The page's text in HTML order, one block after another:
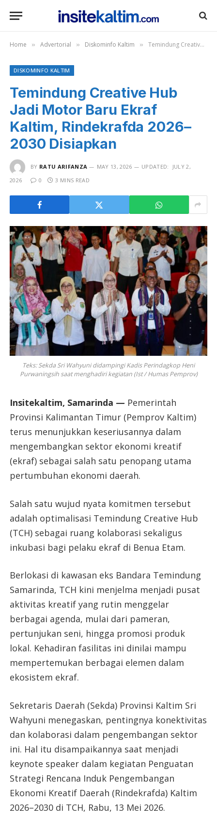
Home » Advertorial » Diskominfo Kaltim » Temindung Creative Hub Jadi Motor Baru Ekraf Kaltim, Rindekrafda 2026–2030 Disiapkan
DISKOMINFO KALTIM
Temindung Creative Hub
Jadi Motor Baru Ekraf
Kaltim, Rindekrafda 2026–
2030 Disiapkan
BY RATU ARIFANZA MAY 13, 2026 UPDATED:
JULY 2,
2026
0 3 MINS READ
Teks: Sekda Sri Wahyuni didampingi Kadis Perindagkop Heni
Purwaningsih saat menghadiri kegiatan (Ist / Humas Pemprov)
Insitekaltim, Samarinda — Pemerintah
Provinsi Kalimantan Timur (Pemprov Kaltim)
terus menunjukkan keseriusannya dalam
mengembangkan sektor ekonomi kreatif
(ekraf) sebagai salah satu penopang utama
pertumbuhan ekonomi daerah.
Salah satu wujud nyata komitmen tersebut
adalah optimalisasi Temindung Creative Hub
(TCH) sebagai ruang kolaborasi sekaligus
inkubasi bagi pelaku ekraf di Benua Etam.
Berlokasi di kawasan eks Bandara Temindung
Samarinda, TCH kini menjelma menjadi pusat
aktivitas kreatif yang rutin menggelar
berbagai agenda, mulai dari pameran,
pertunjukan seni, hingga promosi produk
lokal. Kehadiran fasilitas ini dinilai mampu
mempertemukan berbagai elemen dalam
ekosistem ekraf.
Sekretaris Daerah (Sekda) Provinsi Kaltim Sri
Wahyuni menegaskan, pentingnya konektivitas
dan kolaborasi dalam pengembangan sektor
ini. Hal itu disampaikannya saat menjadi
keynote speaker dalam kegiatan Penguatan
Strategi Rencana Induk Pengembangan
Ekonomi Kreatif Daerah (Rindekrafda) Kaltim
2026–2030 di TCH, Rabu, 13 Mei 2026.